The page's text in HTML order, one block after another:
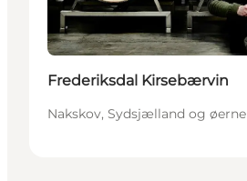
Frederiksdal Kirsebærvin
Nakskov, Sydsjælland og øerne